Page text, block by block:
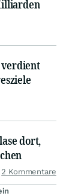
verdient
dort,
2 Kommentare